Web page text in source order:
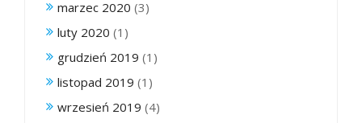
marzec 2020 (3)
luty 2020 (1)
grudzień 2019 (1)
listopad 2019 (1)
wrzesień 2019 (4)